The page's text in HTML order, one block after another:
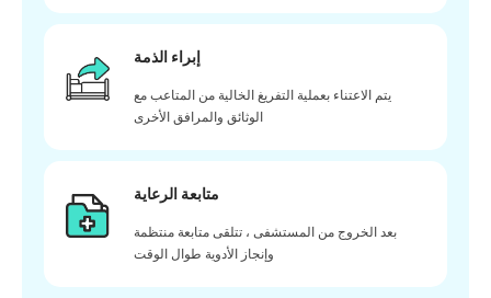
إبراء الذمة
يتم الاعتناء بعملية التفريغ الخالية من المتاعب مع
الوثائق والمرافق الأخرى
متابعة الرعاية
بعد الخروج من المستشفى ، تتلقى متابعة منتظمة
وإنجاز الأدوية طوال الوقت